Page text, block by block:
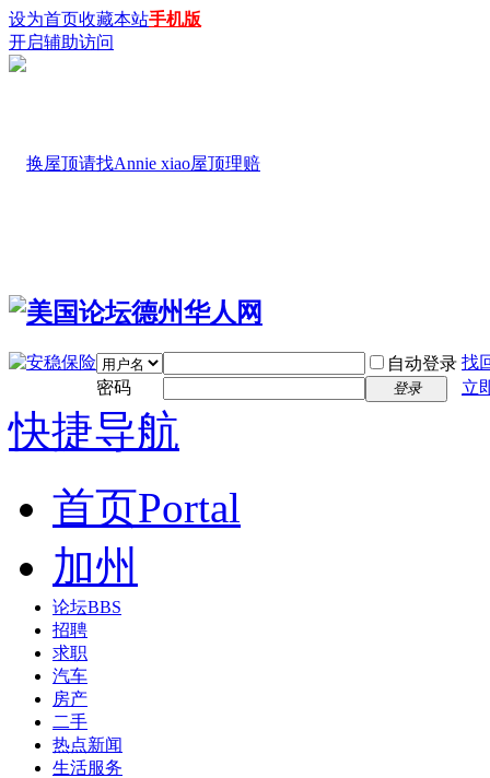
设为首页收藏本站手机版
开启辅助访问
自动登录 找
密码
登录 立
快捷导航
首页Portal
加州
论坛BBS
招聘
求职
汽车
房产
二手
热点新闻
生活服务